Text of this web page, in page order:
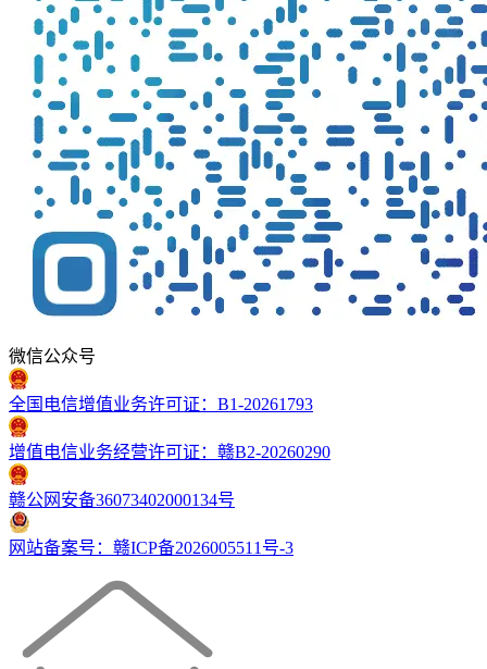
微信公众号
全国电信增值业务许可证：B1-20261793
增值电信业务经营许可证：赣B2-20260290
赣公网安备36073402000134号
网站备案号：赣ICP备2026005511号-3